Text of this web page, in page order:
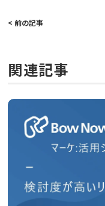
< 前の記事
関連記事